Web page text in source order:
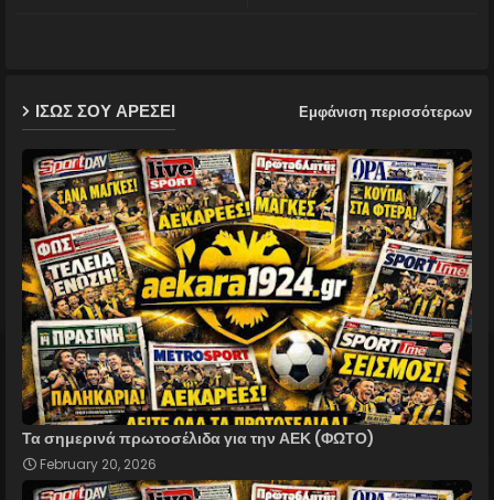
p
ΙΣΩΣ ΣΟΥ ΑΡΕΣΕΙ Εμφάνιση περισσότερων
Τα σημερινά πρωτοσέλιδα για την ΑΕΚ (ΦΩΤΟ)
February 20, 2026